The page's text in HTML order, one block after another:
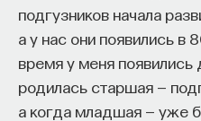
подгузников начала
а у нас они появились в
время у меня появились
родилась старшая —
а когда младшая — уже
встречается в дикой
коал и на наших глазах
в их геном. Это
он каким-то образом